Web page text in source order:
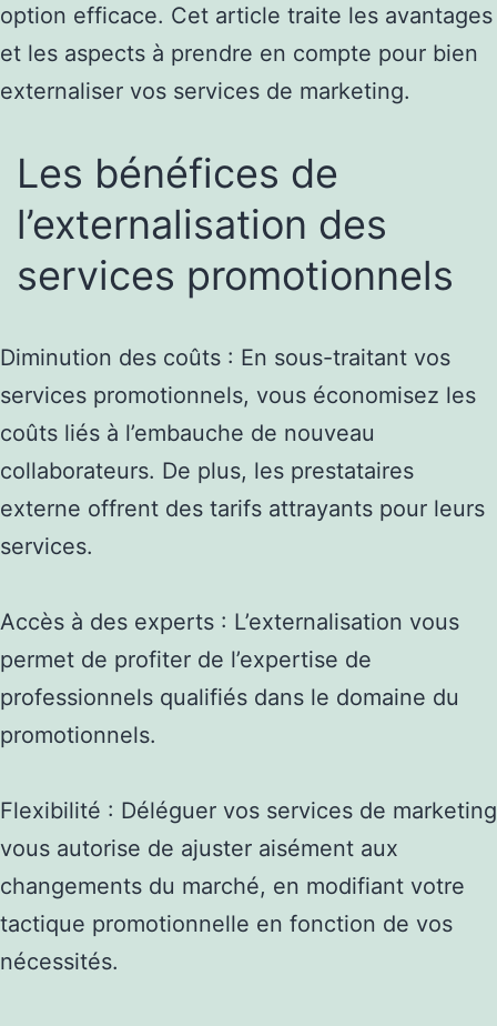
option efficace. Cet article traite les avantages
et les aspects à prendre en compte pour bien
externaliser vos services de marketing.
Les bénéfices de
l’externalisation des
services promotionnels
Diminution des coûts : En sous-traitant vos
services promotionnels, vous économisez les
coûts liés à l’embauche de nouveau
collaborateurs. De plus, les prestataires
externe offrent des tarifs attrayants pour leurs
services.
Accès à des experts : L’externalisation vous
permet de profiter de l’expertise de
professionnels qualifiés dans le domaine du
promotionnels.
Flexibilité : Déléguer vos services de marketing
vous autorise de ajuster aisément aux
changements du marché, en modifiant votre
tactique promotionnelle en fonction de vos
nécessités.